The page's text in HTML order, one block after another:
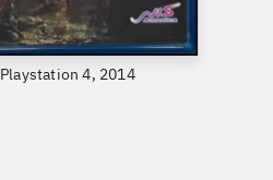
Playstation 4, 2014